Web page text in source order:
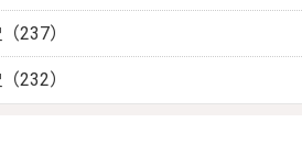
237）
232）